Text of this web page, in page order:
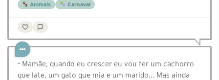
Animais Carnaval
- Mamãe, quando eu crescer eu vou ter um cachorro
que late, um gato que mia e um marido... Mas ainda